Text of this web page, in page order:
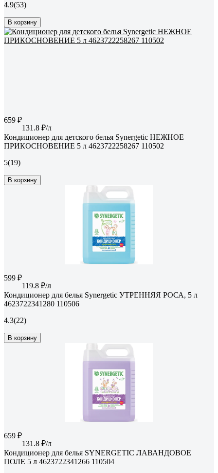
4.9(53)
В корзину
659 ₽
131.8 ₽/л
Кондиционер для детского белья Synergetic НЕЖНОЕ
ПРИКОСНОВЕНИЕ 5 л 4623722258267 110502
5(19)
В корзину
599 ₽
119.8 ₽/л
Кондиционер для белья Synergetic УТРЕННЯЯ РОСА, 5 л
4623722341280 110506
4.3(22)
В корзину
659 ₽
131.8 ₽/л
Кондиционер для белья SYNERGETIC ЛАВАНДОВОЕ
ПОЛЕ 5 л 4623722341266 110504